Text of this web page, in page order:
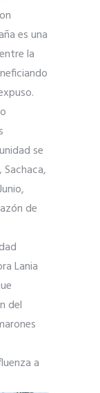
es una
la
se
de
Lania
del
a